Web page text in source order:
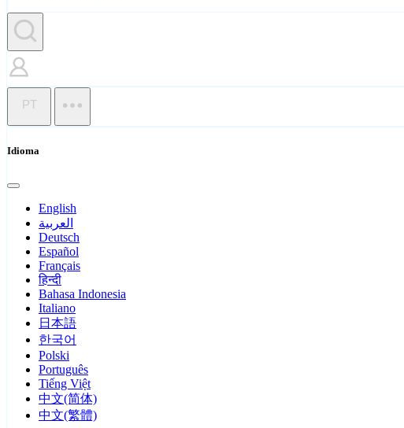
PT
Idioma
English
العربية
Deutsch
Español
Français
हिन्दी
Bahasa Indonesia
Italiano
日本語
한국어
Polski
Português
Tiếng Việt
中文(简体)
中文(繁體)